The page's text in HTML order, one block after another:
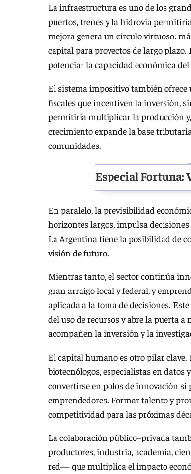
La infraestructura es uno de los
puertos, trenes y la hidrovía
mejora genera un círculo virtuoso:
capital para proyectos de largo
potenciar la capacidad económica del
El sistema impositivo también ofrece
fiscales que incentiven la inversión,
permitiría multiplicar la producción y,
crecimiento expande la base
comunidades.
Especial Fortuna:
En paralelo, la previsibilidad
horizontes largos, impulsa
La Argentina tiene la posibilidad de
visión de futuro.
Mientras tanto, el sector continúa
gran arraigo local y federal, y
aplicada a la toma de decisiones.
del uso de recursos y abre la puerta
acompañen la inversión y la
El capital humano es otro pilar clave.
biotecnólogos, especialistas en
convertirse en polos de innovación
emprendedores. Formar talento y
competitividad para las próximas
La colaboración público–privada
productores, industria, academia,
red— que multiplica el impacto